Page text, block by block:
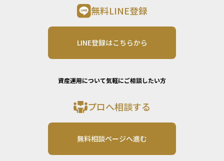
無料LINE登録
LINE登録はこちらから
資産運用について気軽にご相談したい方
プロへ相談する
無料相談ページへ進む